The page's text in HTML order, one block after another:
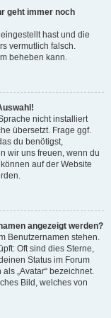
geht immer noch
hast und die
vermutlich falsch.
beheben kann.
nicht installiert
übersetzt. Frage ggf.
du benötigst,
wir uns freuen, wenn du
auf der Website
angezeigt werden?
Benutzernamen stehen.
Oft sind dies Sterne,
Status im Forum
„Avatar“ bezeichnet.
Bild, welches von